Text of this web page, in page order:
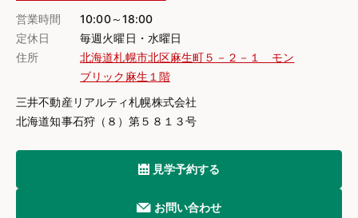
営業時間
10:00～18:00
定休日
毎週火曜日・水曜日
住所
北海道札幌市北区麻生町５－２－１ モン
ブリック麻生１階
三井不動産リアルティ札幌株式会社
北海道知事石狩（８）第５８１３号
見学予約する
お問い合わせ